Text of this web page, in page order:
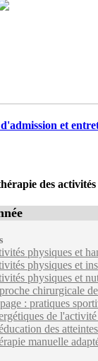
et
des
physiques et
physiques et
physiques et
chirurgicale
: pratiques
de
des
manuelle